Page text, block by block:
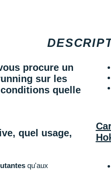
procure un
sur les
quelle
quel usage,
qu'aux